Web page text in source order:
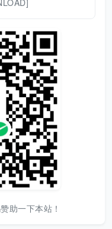
助一下本站！